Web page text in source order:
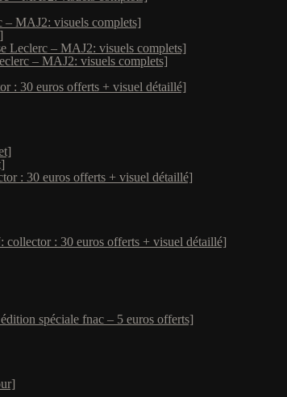
– MAJ2: visuels complets]
Leclerc – MAJ2: visuels complets]
– MAJ2: visuels complets]
: 30 euros offerts + visuel détaillé]
: 30 euros offerts + visuel détaillé]
: 30 euros offerts + visuel détaillé]
spéciale fnac – 5 euros offerts]